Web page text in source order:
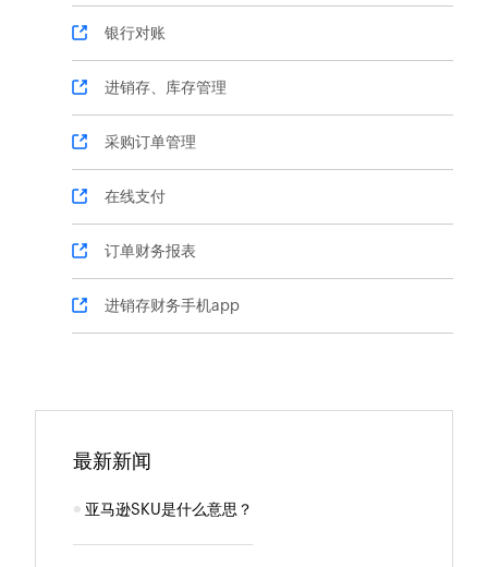
银行对账
进销存、库存管理
采购订单管理
在线支付
订单财务报表
进销存财务手机app
最新新闻
亚马逊SKU是什么意思？